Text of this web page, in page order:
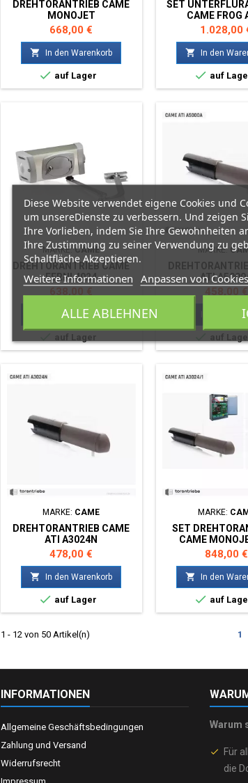
DREHTORANTRIEB CAME
MONOJET
Preis
668,00 €
 In den Warenkorb
 auf Lager
SET
CAME FROG
Preis
1.028,00
 In den
 auf
MARKE:CAME
DREHTORANTRIEB CAME
FERNI 4024
In den Warenkorb
auf Lager
MARKE:
ATI
In den
auf
MARKE: CAME
DREHTORANTRIEB CAME
ATI A3024N
Preis
478,00 €
 In den Warenkorb
 auf Lager
MARKE:
SET
CAME
Preis
848,00 €
 In den
 auf
1 - 12 von 50 Artikel(n) 1
INFORMATIONEN
Allgemeine Geschäftsbedingungen
Zahlung und Versand
Widerrufsrecht
Impressum
Warum
done Für
die
Diese Website verwendet eigene Cookies und
um unsereDienste zu verbessern. Und zeigen
Ihre Vorlieben, indem Sie Ihre Gewohnheiten
Ihre Zustimmung zu seiner Verwendung zu
Schaltfläche Akzeptieren.
Weitere Informationen Anpassen von Cookies
ALLE ABLEHNEN